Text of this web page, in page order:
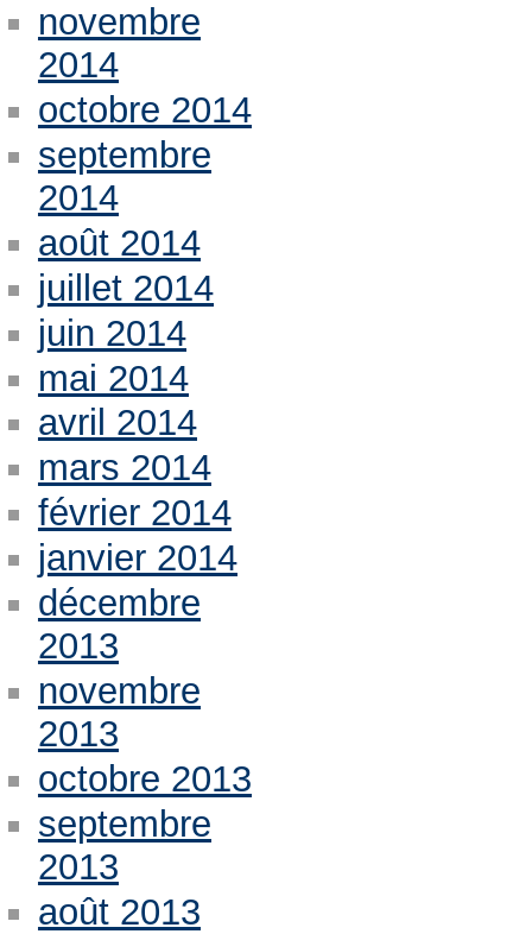
novembre
2014
octobre 2014
septembre
2014
août 2014
juillet 2014
juin 2014
mai 2014
avril 2014
mars 2014
février 2014
janvier 2014
décembre
2013
novembre
2013
octobre 2013
septembre
2013
août 2013